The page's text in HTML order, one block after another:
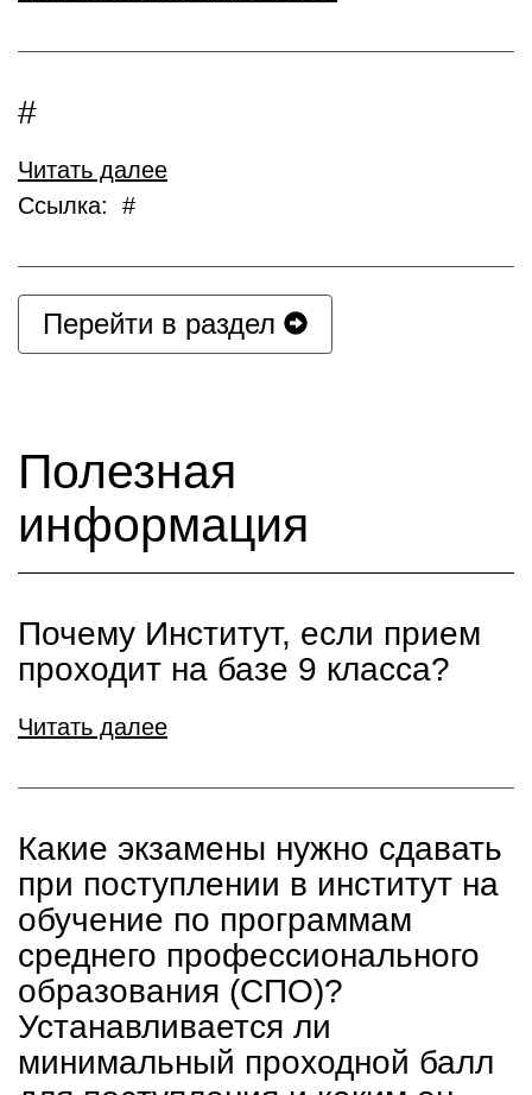
#
Читать далее
Ссылка: #
Перейти в раздел
Полезная
информация
Почему Институт, если прием
проходит на базе 9 класса?
Читать далее
Какие экзамены нужно сдавать
при поступлении в институт на
обучение по программам
среднего профессионального
образования (СПО)?
Устанавливается ли
минимальный проходной балл